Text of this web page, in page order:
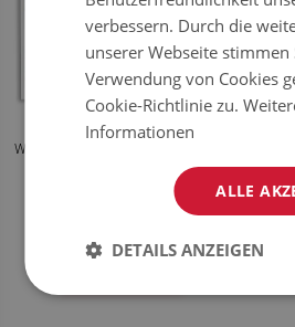
WANDVERKLEIDUNG KUNSTSTOFF
JETZT
verbessern. Durch die
unserer Webseite stimmen
Verwendung von Cookies
Cookie-Richtlinie zu.
Informationen
ALLE
DETAILS ANZEIGEN